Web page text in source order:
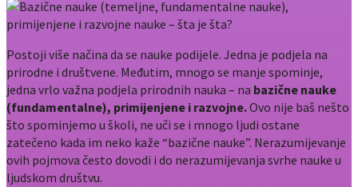
Postoji više načina da se nauke podijele. Jedna je podjela na
prirodne i društvene. Međutim, mnogo se manje spominje,
jedna vrlo važna podjela prirodnih nauka – na bazične nauke
(fundamentalne), primijenjene i razvojne.Ovo nije baš nešto
što spominjemo u školi, ne uči se i mnogo ljudi ostane
zatečeno kada im neko kaže “bazične nauke”. Nerazumijevanje
ovih pojmova često dovodi i do nerazumijevanja svrhe nauke u
ljudskom društvu.